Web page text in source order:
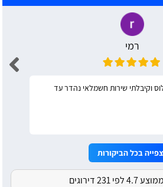
רמי
וקיבלתי שירות חשמלאי נהדר עד
בכל הביקורות
231 דירוגים